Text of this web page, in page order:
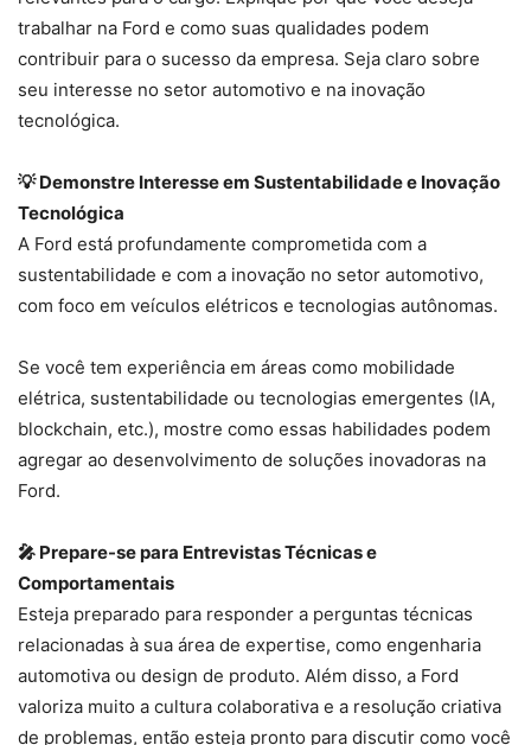
trabalhar na Ford e como suas qualidades podem
contribuir para o sucesso da empresa. Seja claro sobre
seu interesse no setor automotivo e na inovação
tecnológica.
💡 Demonstre Interesse em Sustentabilidade e Inovação
Tecnológica
A Ford está profundamente comprometida com a
sustentabilidade e com a inovação no setor automotivo,
com foco em veículos elétricos e tecnologias autônomas.
Se você tem experiência em áreas como mobilidade
elétrica, sustentabilidade ou tecnologias emergentes (IA,
blockchain, etc.), mostre como essas habilidades podem
agregar ao desenvolvimento de soluções inovadoras na
Ford.
🎤 Prepare-se para Entrevistas Técnicas e
Comportamentais
Esteja preparado para responder a perguntas técnicas
relacionadas à sua área de expertise, como engenharia
automotiva ou design de produto. Além disso, a Ford
valoriza muito a cultura colaborativa e a resolução criativa
de problemas, então esteja pronto para discutir como você